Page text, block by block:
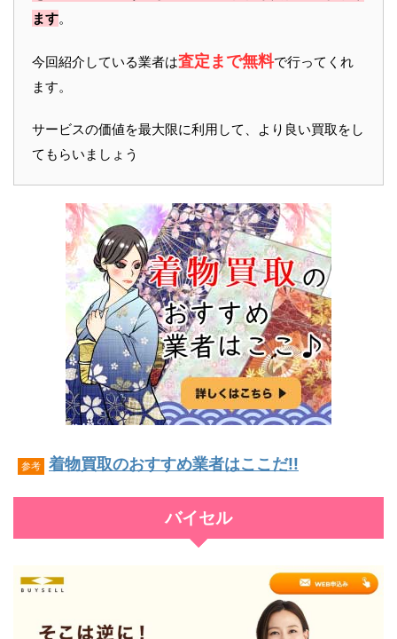
ます。
今回紹介している業者は査定まで無料で行ってくれ
ます。
サービスの価値を最大限に利用して、より良い買取をし
てもらいましょう
参考 着物買取のおすすめ業者はここだ!!
バイセル